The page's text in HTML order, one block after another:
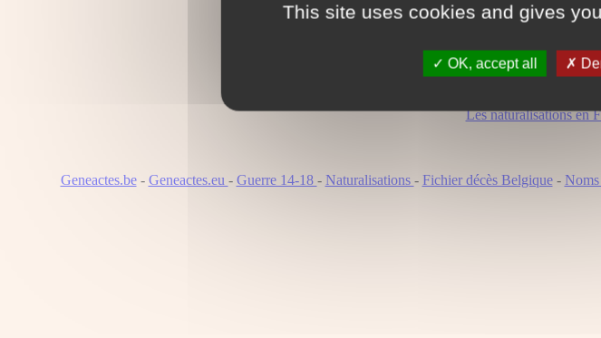
Fichier des décès de
Annuaires
Les naturalisations en
Geneactes.be- Geneactes.eu - Guerre 14-18 - Naturalisations - Fichier décès Belgique-
This site uses cookies and gives
OK, accept all